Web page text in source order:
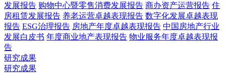
发展报告 购物中心暨零售消费发展报告 商办资产运营报告 住
房租赁发展报告 养老运营卓越表现报告 数字化发展卓越表现
报告 ESG治理报告 房地产年度卓越表现报告 中国房地产行业
发展白皮书 年度商业地产表现报告 物业服务年度卓越表现报
告
研究成果
研究成果